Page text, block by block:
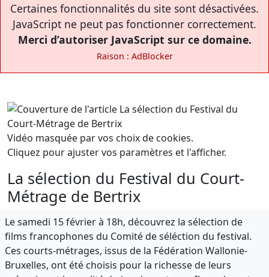
Certaines fonctionnalités du site sont désactivées.
JavaScript ne peut pas fonctionner correctement.
Merci d’autoriser JavaScript sur ce domaine.
Raison : AdBlocker
Vidéo masquée par vos choix de cookies.
Cliquez pour ajuster vos paramètres et l'afficher.
La sélection du Festival du Court-
Métrage de Bertrix
Le samedi 15 février à 18h, découvrez la sélection de
films francophones du Comité de séléction du festival.
Ces courts-métrages, issus de la Fédération Wallonie-
Bruxelles, ont été choisis pour la richesse de leurs